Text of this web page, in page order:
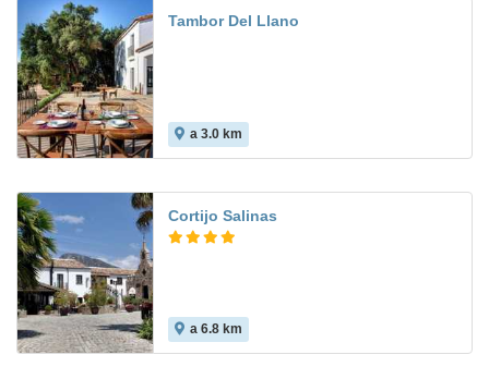
Tambor Del Llano
a 3.0 km
Cortijo Salinas
a 6.8 km